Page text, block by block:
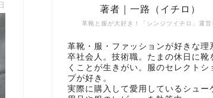
革靴と服が大好き！「シンジツイチロ」運営
著者｜一路（イチロ）
革靴・服・ファッションが好きな理
卒社会人。技術職。たまの休日に靴
くことが生きがい。服のセレクトシ
プが好き。
実際に購入して愛用しているシュー